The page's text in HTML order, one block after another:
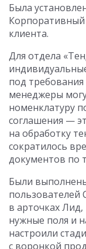
Была
Корпоративный
клиента.
Для отдела
под
менеджеры
номенклатуру
соглашения —
на обработку
сократилось
документов по
Были
пользователей
в арточках
нужные поля и
настроили
с воронкой